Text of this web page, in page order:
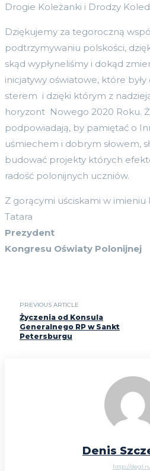
Drogie Koleżanki i Drodzy
Dziękujemy za tegoroczną
podtrzymywaniu polskości,
skąd wypłyneliśmy i dokąd
inicjatywy oświatowe, które były
sterem i dzięki którym z
horyzont Nowego 2020 Roku.
podpowiadają, by pamiętać o
uśmiechem i dobrym słowem,
budować projekty których
radość polonijnych uczniów.
Z gorącymi uściskami w
Tatara
Prezydent
Kongresu Oświaty Polonijnej
PREVIOUS ARTICLE
Życzenia od Konsula
Generalnego RP w Sankt
Petersburgu
Denis
http://